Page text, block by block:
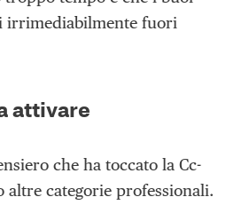
irrimediabilmente fuori
attivare
che ha toccato la Cc-
altre categorie professionali.